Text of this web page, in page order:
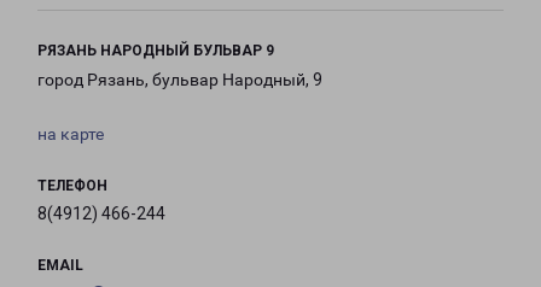
РЯЗАНЬ НАРОДНЫЙ БУЛЬВАР 9
город Рязань, бульвар Народный, 9
на карте
ТЕЛЕФОН
8(4912) 466-244
EMAIL